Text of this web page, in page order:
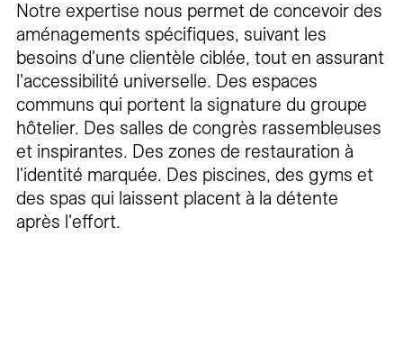
Notre expertise nous permet de concevoir des
aménagements spécifiques, suivant les
besoins d'une clientèle ciblée, tout en assurant
l'accessibilité universelle. Des espaces
communs qui portent la signature du groupe
hôtelier. Des salles de congrès rassembleuses
et inspirantes. Des zones de restauration à
l'identité marquée. Des piscines, des gyms et
des spas qui laissent placent à la détente
après l'effort.